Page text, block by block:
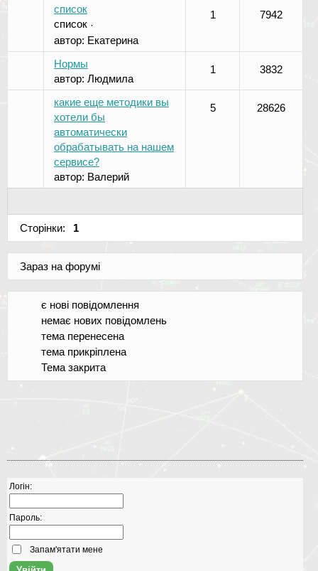
список
список ·
автор: Екатерина
1 7942
Нормы
автор: Людмила
1 3832
какие еще методики вы
хотели бы
автоматически
обрабатывать на нашем
сервисе?
автор: Валерий
5 28626
Сторінки: 1
Зараз на форумі
є нові повідомлення
немає нових повідомлень
тема перенесена
тема прикріплена
Тема закрита
Логін:
Пароль:
Запам'ятати мене